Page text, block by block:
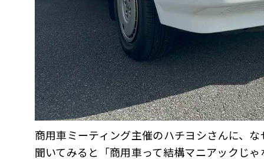
商用車ミーティング主催のハチヨシさんに、
聞いてみると「商用車って結構マニアックじ